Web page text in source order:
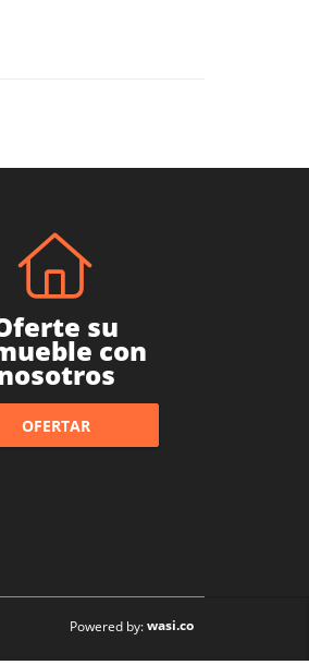
su
con
OFERTAR
Powered by:wasi.co